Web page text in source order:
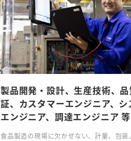
点検等のメンテナンス
■機器・システム導入後の技術支援、技術
合わせ対応やトレーニング、セミナーの開
製品開発・設計、生産技術、
証、カスタマーエンジニア、シ
エンジニア、調達エンジニア 等
食品製造の現場に欠かせない、計量、包装